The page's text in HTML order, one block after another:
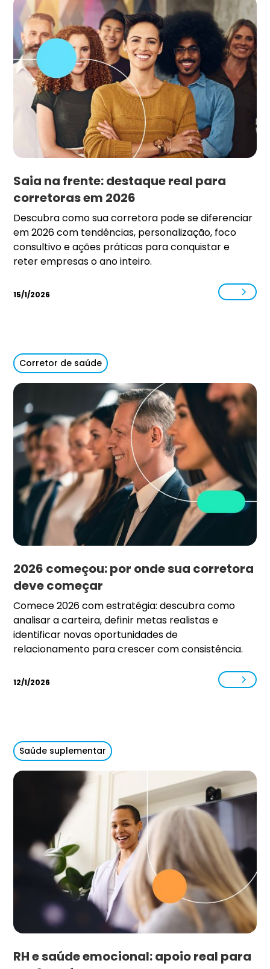
Saia na frente: destaque real para
corretoras em 2026
Descubra como sua corretora pode se diferenciar
em 2026 com tendências, personalização, foco
consultivo e ações práticas para conquistar e
reter empresas o ano inteiro.
15/1/2026
Corretor de saúde
2026 começou: por onde sua corretora
deve começar
Comece 2026 com estratégia: descubra como
analisar a carteira, definir metas realistas e
identificar novas oportunidades de
relacionamento para crescer com consistência.
12/1/2026
Saúde suplementar
RH e saúde emocional: apoio real para